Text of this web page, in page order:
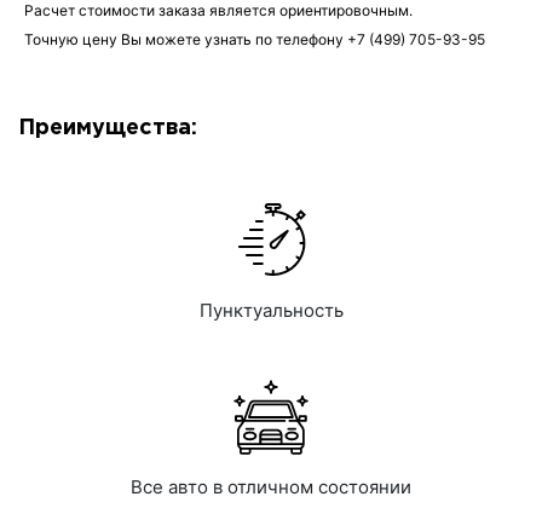
Расчет стоимости заказа является ориентировочным.
Точную цену Вы можете узнать по телефону +7 (499) 705-93-95
Преимущества:
Пунктуальность
Все авто в отличном состоянии